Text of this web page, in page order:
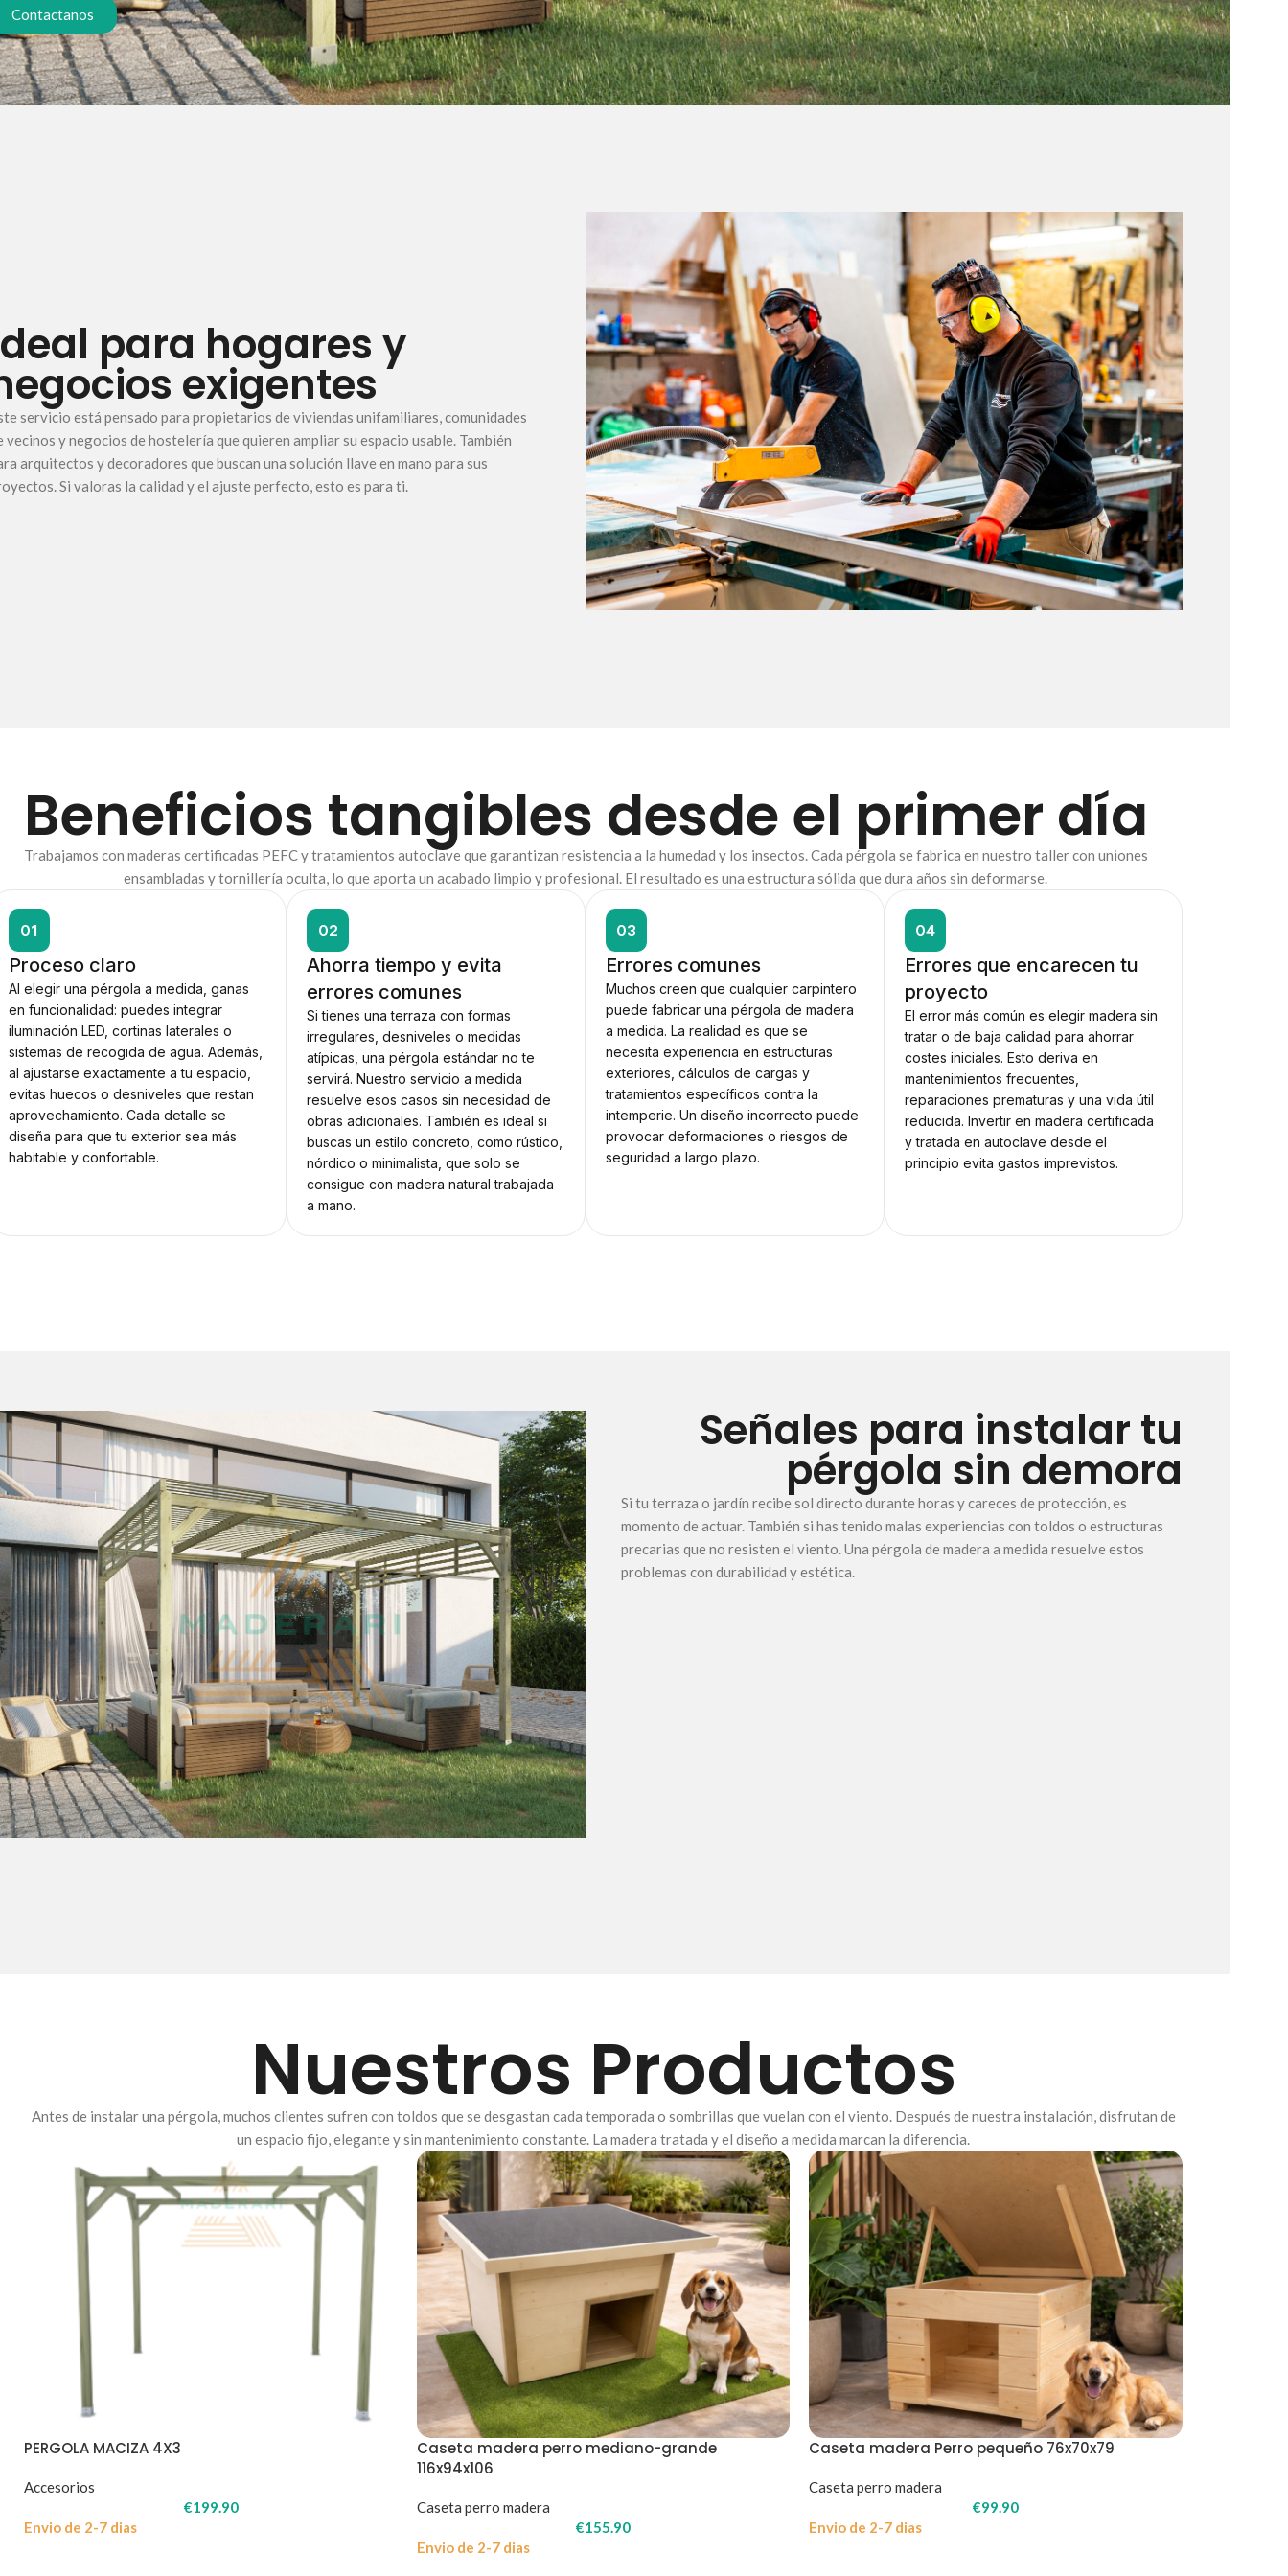
Contactanos
para hogares y
exigentes
servicio está pensado para propietarios de viviendas unifamiliares, comunidades
vecinos y negocios de hostelería que quieren ampliar su espacio usable. También
arquitectos y decoradores que buscan una solución llave en mano para sus
Si valoras la calidad y el ajuste perfecto, esto es para ti.
Beneficios tangibles desde el primer día
Trabajamos con maderas certificadas PEFC y tratamientos autoclave que garantizan resistencia a la humedad y los insectos. Cada pérgola se fabrica en nuestro taller con uniones
ensambladas y tornillería oculta, lo que aporta un acabado limpio y profesional. El resultado es una estructura sólida que dura años sin deformarse.
01
Proceso claro
Al elegir una pérgola a medida, ganas
en funcionalidad: puedes integrar
iluminación LED, cortinas laterales o
sistemas de recogida de agua. Además,
al ajustarse exactamente a tu espacio,
evitas huecos o desniveles que restan
aprovechamiento. Cada detalle se
diseña para que tu exterior sea más
habitable y confortable.
02
Ahorra tiempo y evita
errores comunes
Si tienes una terraza con formas
irregulares, desniveles o medidas
atípicas, una pérgola estándar no te
servirá. Nuestro servicio a medida
resuelve esos casos sin necesidad de
obras adicionales. También es ideal si
buscas un estilo concreto, como rústico,
nórdico o minimalista, que solo se
consigue con madera natural trabajada
a mano.
03
Errores comunes
Muchos creen que cualquier carpintero
puede fabricar una pérgola de madera
a medida. La realidad es que se
necesita experiencia en estructuras
exteriores, cálculos de cargas y
tratamientos específicos contra la
intemperie. Un diseño incorrecto puede
provocar deformaciones o riesgos de
seguridad a largo plazo.
04
Errores que encarecen tu
proyecto
El error más común es elegir madera sin
tratar o de baja calidad para ahorrar
costes iniciales. Esto deriva en
mantenimientos frecuentes,
reparaciones prematuras y una vida útil
reducida. Invertir en madera certificada
y tratada en autoclave desde el
principio evita gastos imprevistos.
Señales para instalar tu
pérgola sin demora
Si tu terraza o jardín recibe sol directo durante horas y careces de protección, es
momento de actuar. También si has tenido malas experiencias con toldos o estructuras
precarias que no resisten el viento. Una pérgola de madera a medida resuelve estos
problemas con durabilidad y estética.
Nuestros Productos
Antes de instalar una pérgola, muchos clientes sufren con toldos que se desgastan cada temporada o sombrillas que vuelan con el viento. Después de nuestra instalación, disfrutan de
un espacio fijo, elegante y sin mantenimiento constante. La madera tratada y el diseño a medida marcan la diferencia.
PERGOLA MACIZA 4X3
Accesorios
€199.90
Envio de 2-7 dias
Caseta madera perro mediano-grande
116x94x106
Caseta perro madera
€155.90
Envio de 2-7 dias
Caseta madera Perro pequeño 76x70x79
Caseta perro madera
€99.90
Envio de 2-7 dias